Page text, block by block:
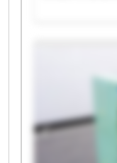
GmbH & Co.KG
Co.KG ITC
GmbH & Co.KG
ITC GmbH &
Co.KG ITC